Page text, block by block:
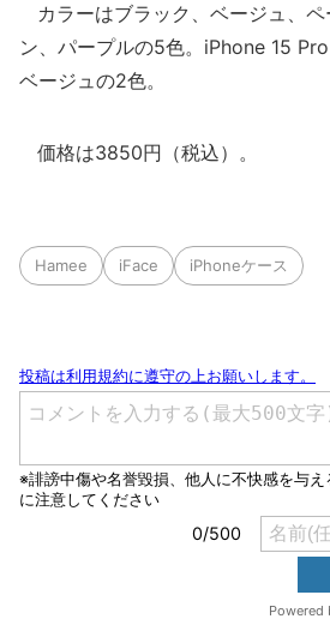
カラーはブラック、ベージュ、ペ
ン、パープルの5色。iPhone 15
ベージュの2色。
価格は3850円（税込）。
Hamee iFace iPhoneケース